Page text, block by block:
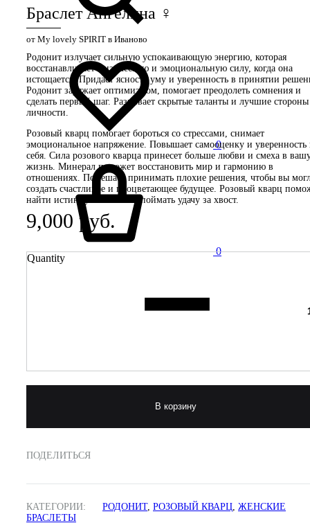
0
0
Браслет Ангелина ♀
от My lovely SPIRIT в Иваново
Родонит излучает сильную успокаивающую энергию, которая
восстанавливает физическую и эмоциональную силу, когда она
истощается. Придает ясность уму и уверенность в принятии
Родонит заряжает оптимизмом, помогает преодолеть сомнения и
сделать первый шаг. Развивает скрытые таланты и лучшие стороны
личности.
Розовый кварц помогает бороться со стрессами, снимает
эмоциональное напряжение. Повышает самооценку и уверенность
себя. Сила розового кварца принесет больше любви и смеха в
жизнь. Минерал поможет восстановить мир и гармонию в
отношениях. Помешает принимать плохие решения, чтобы вы
создать счастливое и процветающее будущее. Розовый кварц
найти истинную любовь и поймать удачу за хвост.
9,000руб.
Quantity
В корзину
ПОДЕЛИТЬСЯ
КАТЕГОРИИ: РОДОНИТ, РОЗОВЫЙ КВАРЦ ЖЕНСКИЕ
БРАСЛЕТЫ